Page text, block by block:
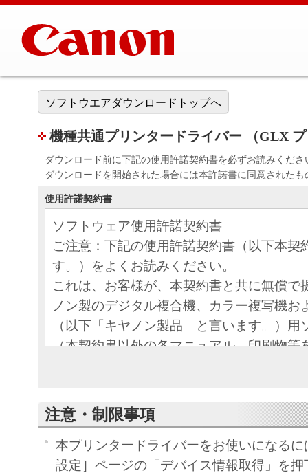
ソフトウエアダウンロードトップへ
機種共通プリンタードライバー （GLX
ダウンロード前に下記の使用許諾契約書を必ずお読みくださ
ダウンロードを開始された場合には本許諾書に同意された
使用許諾契約書
ソフトウェア使用許諾契約書
ご注意：下記の使用許諾契約書（以下本契
す。）をよくお読みください。
これは、お客様が、本契約書と共に無償で
ノン製のデジタル複合機、カラー複写機お
（以下「キヤノン製品」と言います。）用
（本契約書以外の各マニュアル、印刷物等
す。）との間の契約書です。
お客様は、『同意』を示す下記のボタンを
点、または「本ソフトウェア」のインスト
をもって、本契約書に同意したことになり
注意・制限事項
本プリンタードライバーをお使いになる
設定］ページの「デバイス情報取得」を